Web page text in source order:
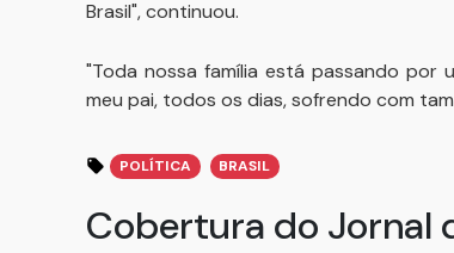
Brasil", continuou.
"Toda nossa família está passando por
meu pai, todos os dias, sofrendo com
POLÍTICA BRASIL
Cobertura do Jornal